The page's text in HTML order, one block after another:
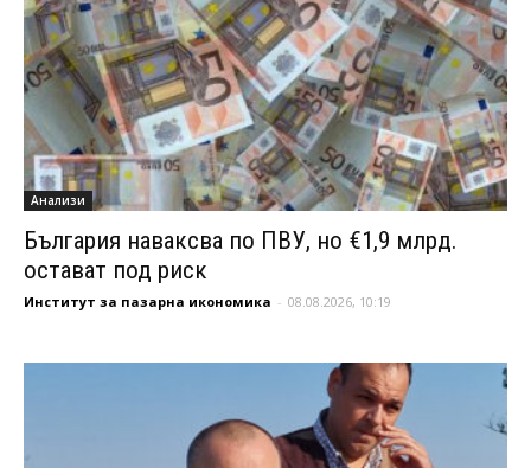
Анализи
България наваксва по ПВУ, но €1,9 млрд.
остават под риск
Институт за пазарна икономика - 08.08.2026, 10:19